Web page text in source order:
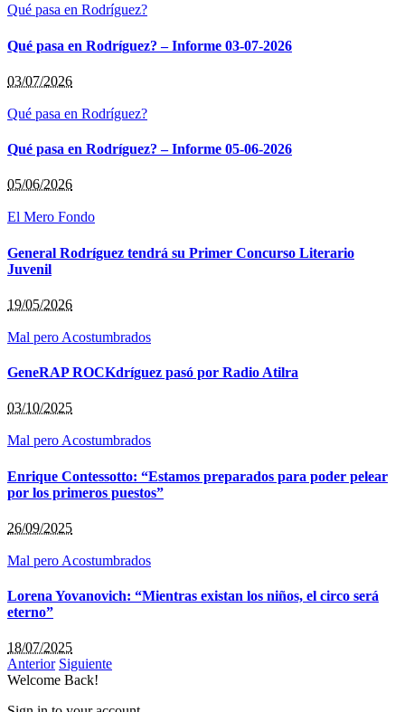
Qué pasa en Rodríguez?
Qué pasa en Rodríguez? – Informe 03-07-2026
03/07/2026
Qué pasa en Rodríguez?
Qué pasa en Rodríguez? – Informe 05-06-2026
05/06/2026
El Mero Fondo
General Rodríguez tendrá su Primer Concurso Literario
Juvenil
19/05/2026
Mal pero Acostumbrados
GeneRAP ROCKdríguez pasó por Radio Atilra
03/10/2025
Mal pero Acostumbrados
Enrique Contessotto: “Estamos preparados para poder pelear
por los primeros puestos”
26/09/2025
Mal pero Acostumbrados
Lorena Yovanovich: “Mientras existan los niños, el circo será
eterno”
18/07/2025
Anterior Siguiente
Welcome Back!